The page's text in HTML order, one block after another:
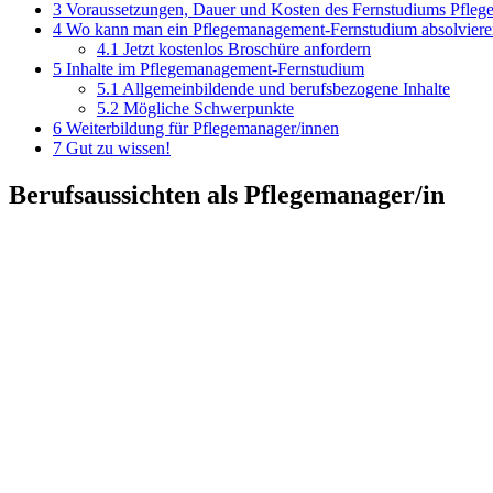
3 Voraussetzungen, Dauer und Kosten des Fernstudiums
4 Wo kann man ein Pflegemanagement-Fernstudium
4.1 Jetzt kostenlos Broschüre anfordern
5 Inhalte im Pflegemanagement-Fernstudium
5.1 Allgemeinbildende und berufsbezogene Inhalte
5.2 Mögliche Schwerpunkte
6 Weiterbildung für Pflegemanager/innen
7 Gut zu wissen!
Berufsaussichten als Pflegemanager/in